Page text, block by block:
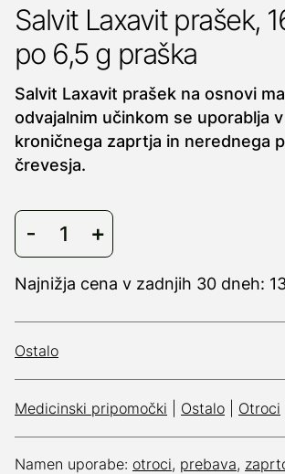
Salvit Laxavit prašek,
po 6,5 g praška
Salvit Laxavit prašek na osnovi
odvajalnim učinkom se uporablja
kroničnega zaprtja in nerednega
črevesja.
Najnižja cena v zadnjih 30 dneh:
Ostalo
Medicinski pripomočki Ostalo Otroci
Namen uporabe: otroci, prebava,